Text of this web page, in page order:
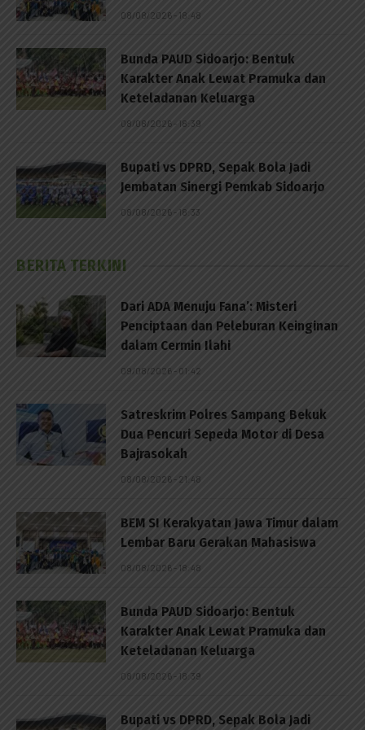
08/08/2026 - 18:48
Bunda PAUD Sidoarjo: Bentuk
Karakter Anak Lewat Pramuka dan
Keteladanan Keluarga
08/08/2026 - 18:39
Bupati vs DPRD, Sepak Bola Jadi
Jembatan Sinergi Pemkab Sidoarjo
08/08/2026 - 18:33
BERITA TERKINI
Dari ADA Menuju Fana’: Misteri
Penciptaan dan Peleburan Keinginan
dalam Cermin Ilahi
09/08/2026 - 01:42
Satreskrim Polres Sampang Bekuk
Dua Pencuri Sepeda Motor di Desa
Bajrasokah
08/08/2026 - 21:48
BEM SI Kerakyatan Jawa Timur dalam
Lembar Baru Gerakan Mahasiswa
08/08/2026 - 18:48
Bunda PAUD Sidoarjo: Bentuk
Karakter Anak Lewat Pramuka dan
Keteladanan Keluarga
08/08/2026 - 18:39
Bupati vs DPRD, Sepak Bola Jadi